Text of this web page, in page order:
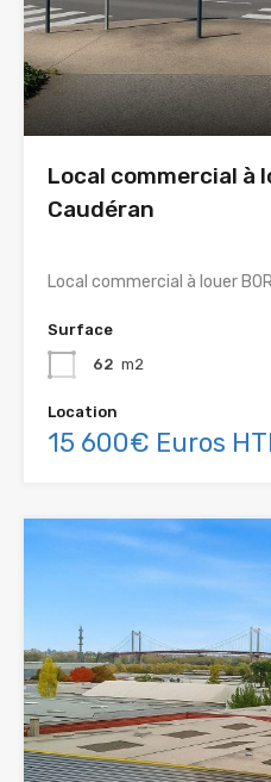
Local commercial à
Caudéran
Local commercial à louer
Surface
62 m2
Location
15 600€ Euros